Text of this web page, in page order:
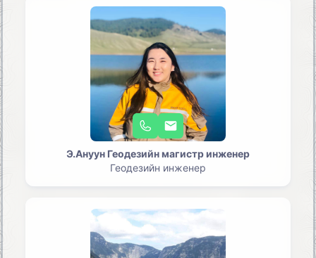
Э.Ануун Геодезийн магистр инженер
Геодезийн инженер